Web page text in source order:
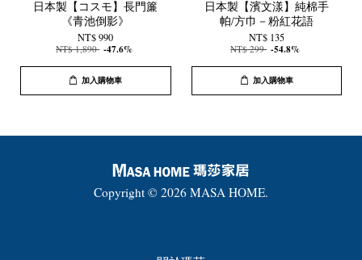
日本製【コスモ】長門簾
《青池倒影》
NT$ 990
NT$ 1,890 -47.6%
加入購物車
日本製【濱文漾】純棉手
帕/方巾－粉紅花語
NT$ 135
NT$ 299 -54.8%
加入購物車
Copyright © 2026 MASA HOME.